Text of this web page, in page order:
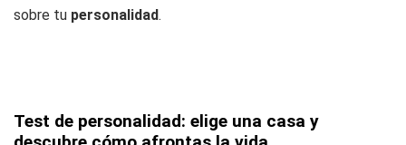
sobre tu personalidad.
Test de personalidad: elige una casa y